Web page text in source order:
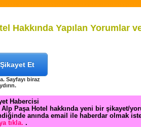
Hakkında Yapılan Yorumlar
Et
Sayfayı biraz
Habercisi
Alp Paşa Hotel hakkında yeni bir şikayet/
anında email ile haberdar olmak
tıkla. .